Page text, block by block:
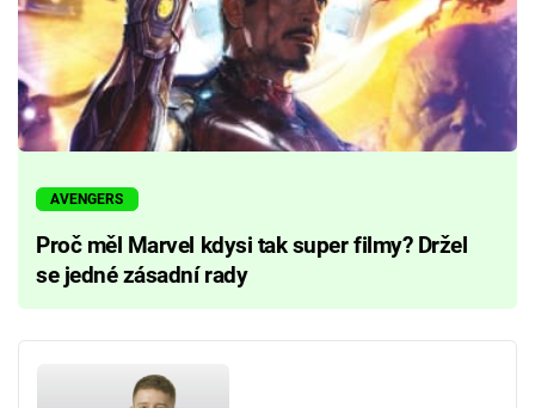
AVENGERS
Proč měl Marvel kdysi tak super filmy? Držel
se jedné zásadní rady